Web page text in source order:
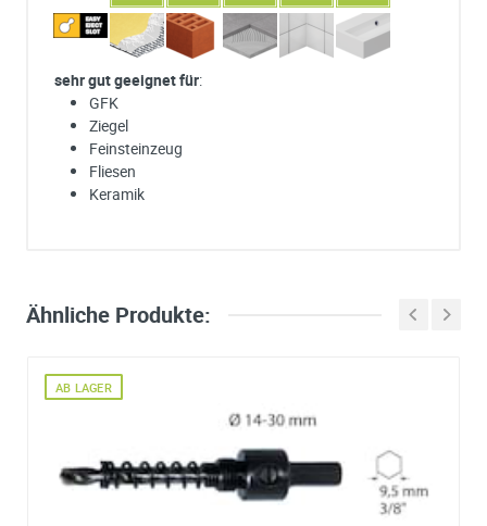
sehr gut geeignet für:
GFK
Ziegel
Feinsteinzeug
Fliesen
Keramik
Bitte teilen Sie uns die gewünschte Menge mit
Firma:
Ähnliche Produkte:
AB LAGER